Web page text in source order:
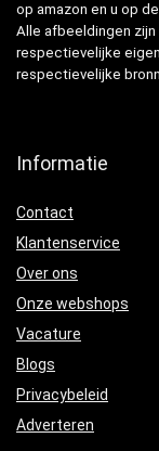
op amazon en u op
Alle afbeeldingen
respectievelijke
respectievelijke
Informatie
Contact
Klantenservice
Over ons
Onze webshops
Vacature
Blogs
Privacybeleid
Adverteren